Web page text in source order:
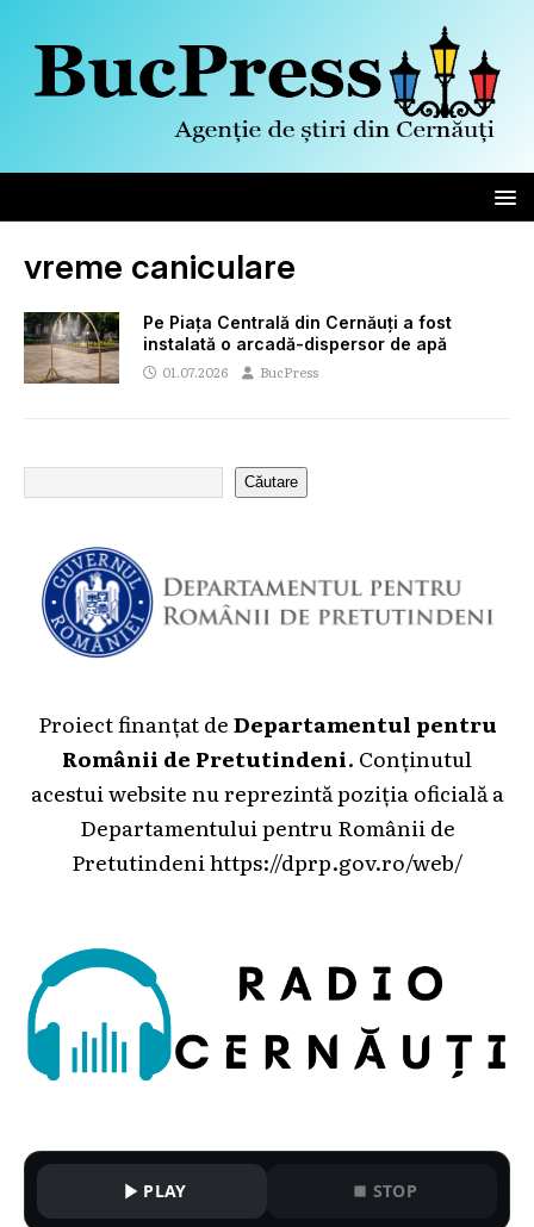
vreme caniculare
Pe Piața Centrală din Cernăuți a fost
instalată o arcadă-dispersor de apă
01.07.2026 BucPress
Căutare
Proiect finanțat deDepartamentul pentru
Românii de Pretutindeni. Conținutul
acestui website nu reprezintă poziția oficială a
Departamentului pentru Românii de
Pretutindeni https://dprp.gov.ro/web/
PLAY STOP